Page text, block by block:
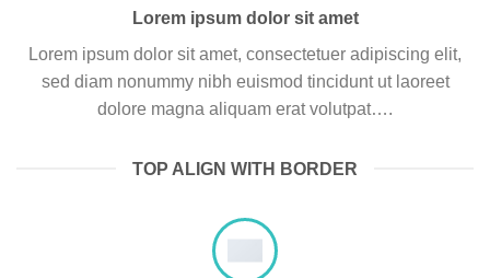
Lorem ipsum dolor sit amet
Lorem ipsum dolor sit amet, consectetuer adipiscing elit,
sed diam nonummy nibh euismod tincidunt ut laoreet
dolore magna aliquam erat volutpat….
TOP ALIGN WITH BORDER